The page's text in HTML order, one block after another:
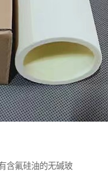
含氟硅油的无碱玻